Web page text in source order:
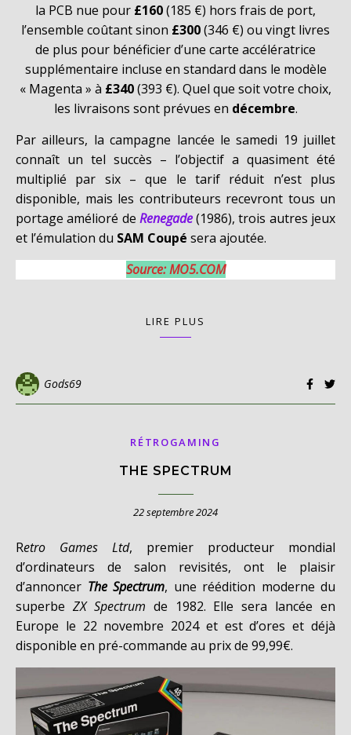
la PCB nue pour £160(185 €) hors frais de port,
l’ensemble coûtant sinon £300(346 €) ou vingt livres
de plus pour bénéficier d’une carte accélératrice
supplémentaire incluse en standard dans le modèle
« Magenta » à £340(393 €). Quel que soit votre choix,
les livraisons sont prévues en décembre.
Par ailleurs, la campagne lancée le samedi 19 juillet
connaît un tel succès – l’objectif a quasiment été
multiplié par six – que le tarif réduit n’est plus
disponible, mais les contributeurs recevront tous un
portage amélioré de Renegade(1986), trois autres jeux
et l’émulation du SAM Coupé sera ajoutée.
Source: MO5.COM
LIRE PLUS
Gods69
RÉTROGAMING
THE SPECTRUM
22 septembre 2024
Retro Games Ltd, premier producteur mondial
d’ordinateurs de salon revisités, ont le plaisir
d’annoncer The Spectrum, une réédition moderne du
superbe ZX Spectrum de 1982. Elle sera lancée en
Europe le 22 novembre 2024 et est d’ores et déjà
disponible en pré-commande au prix de 99,99€.